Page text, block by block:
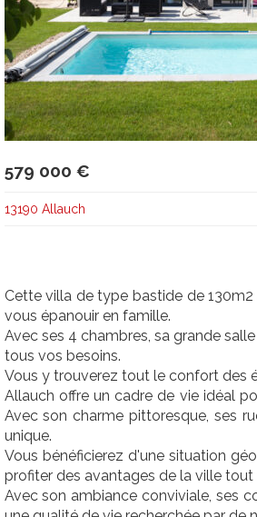
579 000 €
13190 Allauch
Cette villa de type bastide de
vous épanouir en famille.
Avec ses 4 chambres, sa grande
tous vos besoins.
Vous y trouverez tout le confort des
Allauch offre un cadre de vie idéal
Avec son charme pittoresque, ses
unique.
Vous bénéficierez d'une situation
profiter des avantages de la ville
Avec son ambiance conviviale, ses